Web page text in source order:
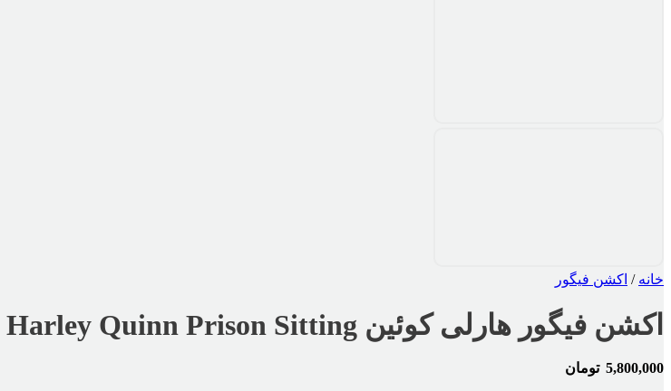
خانه / اکشن فیگور
اکشن فیگور هارلی کوئین Harley Quinn Prison Sitting
5,800,000 تومان